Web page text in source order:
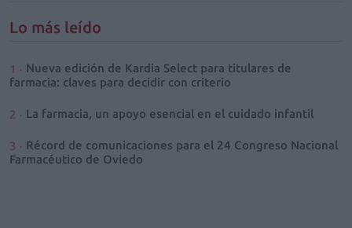
Lo más leído
Nueva edición de Kardia Select para titulares de
farmacia: claves para decidir con criterio
La farmacia, un apoyo esencial en el cuidado infantil
Récord de comunicaciones para el 24 Congreso Nacional
Farmacéutico de Oviedo